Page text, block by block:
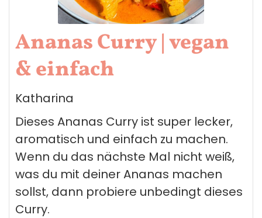
Ananas Curry | vegan
& einfach
Katharina
Dieses Ananas Curry ist super lecker,
aromatisch und einfach zu machen.
Wenn du das nächste Mal nicht weiß,
was du mit deiner Ananas machen
sollst, dann probiere unbedingt dieses
Curry.